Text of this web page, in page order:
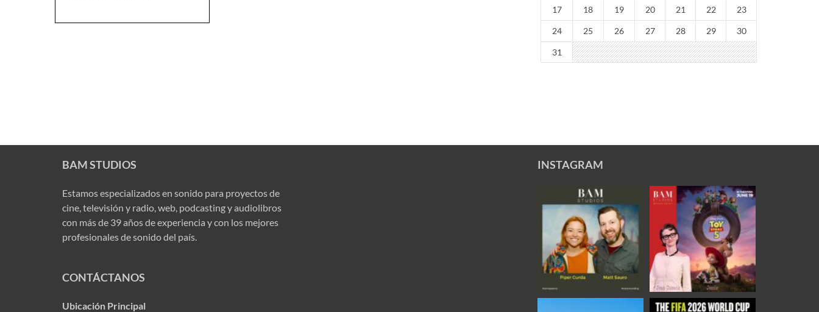
17 18 19 20 21 22 23
24 25 26 27 28 29 30
31
BAM STUDIOS
Estamos especializados en sonido para proyectos de
cine, televisión y radio, web, podcasting y audiolibros
con más de 39 años de experiencia y con los mejores
profesionales de sonido del país.
CONTÁCTANOS
Ubicación Principal
INSTAGRAM